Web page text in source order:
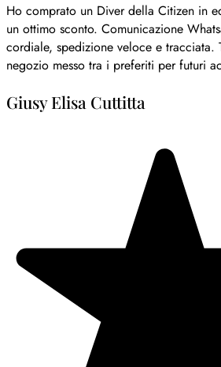
Ho comprato un Diver della Citizen in
un ottimo sconto. Comunicazione
cordiale, spedizione veloce e tracciata.
negozio messo tra i preferiti per futuri
Giusy Elisa Cuttitta